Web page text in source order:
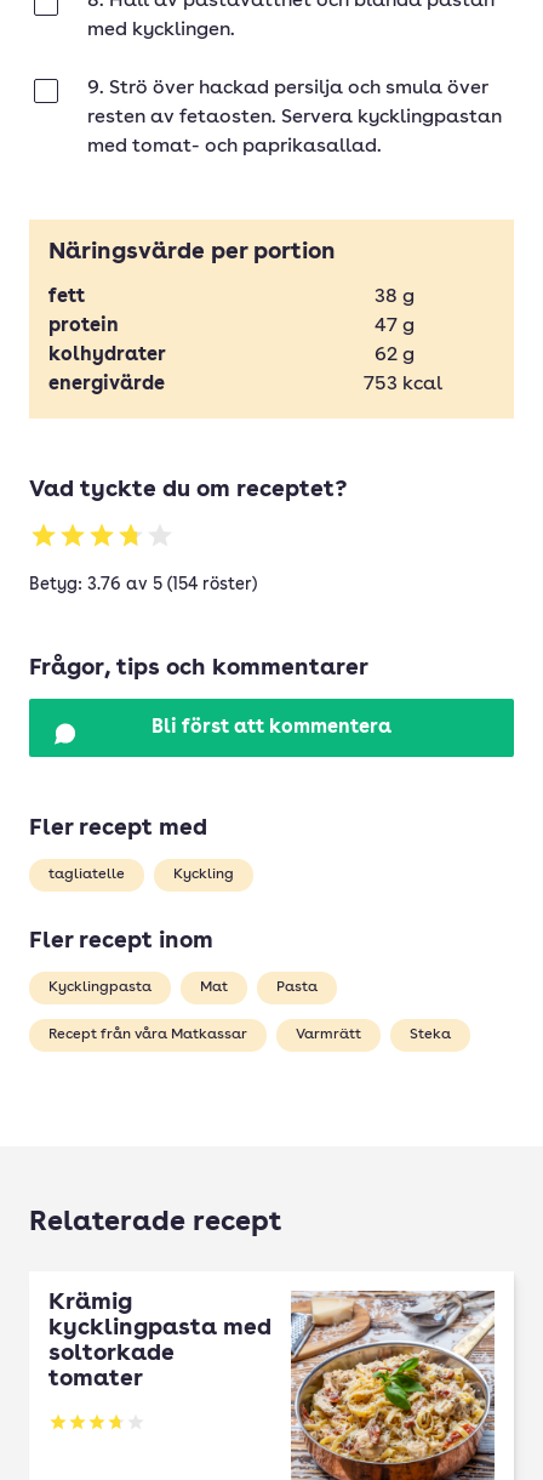
med kycklingen.
9. Strö över hackad persilja och smula över
resten av fetaosten. Servera kycklingpastan
med tomat- och paprikasallad.
Näringsvärde per portion
fett 38 g
protein
47 g
kolhydrater
62 g
energivärde
753 kcal
Vad tyckte du om receptet?
Betyg: 3.76 av 5 (154 röster)
Frågor, tips och kommentarer
Bli först att kommentera
Fler recept med
tagliatelle Kyckling
Fler recept inom
Kycklingpasta Mat Pasta
Recept från våra Matkassar Varmrätt Steka
Relaterade recept
Krämig
kycklingpasta med
soltorkade
tomater
Betyg: 3.72 av 5